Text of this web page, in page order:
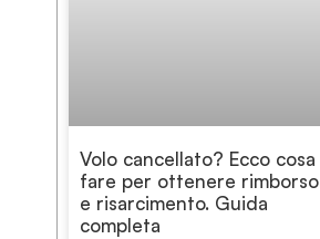
Volo cancellato? Ecco cosa
fare per ottenere rimborso
e risarcimento. Guida
completa